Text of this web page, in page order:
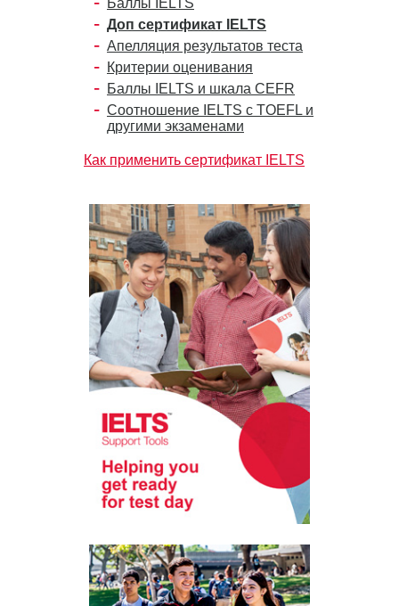
Баллы IELTS
Доп сертификат IELTS
Апелляция результатов теста
Критерии оценивания
Баллы IELTS и шкала CEFR
Соотношение IELTS с TOEFL и
другими экзаменами
Как применить сертификат IELTS